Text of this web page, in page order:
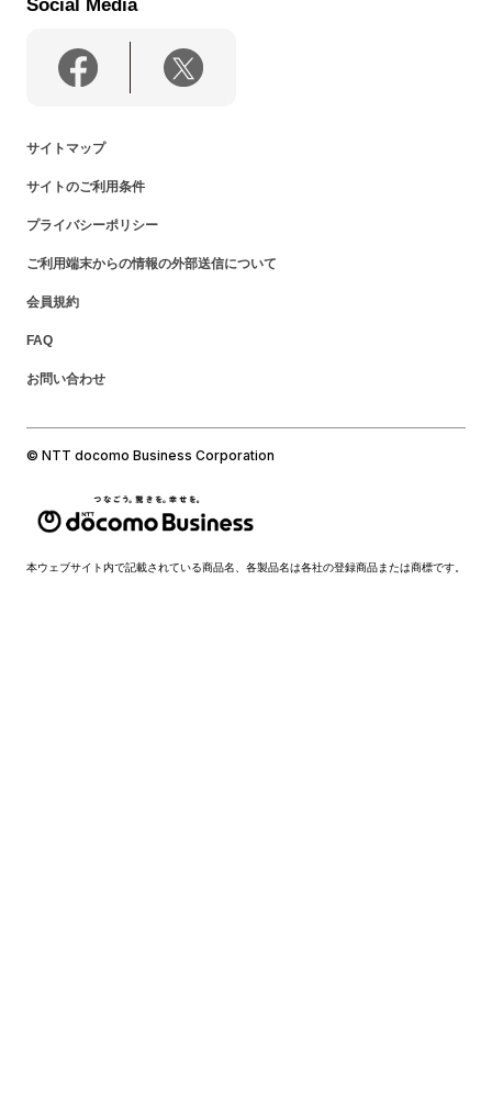
Social Media
サイトマップ
サイトのご利用条件
プライバシーポリシー
ご利用端末からの情報の外部送信について
会員規約
FAQ
お問い合わせ
© NTT docomo Business Corporation
本ウェブサイト内で記載されている商品名、各製品名は各社の登録商品または商標です。